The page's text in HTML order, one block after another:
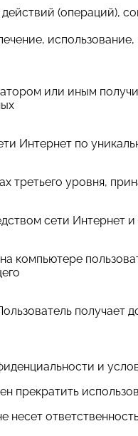
(операций),
или иным
Интернет по
третьего уровня,
сети
компьютере
получает
и
прекратить